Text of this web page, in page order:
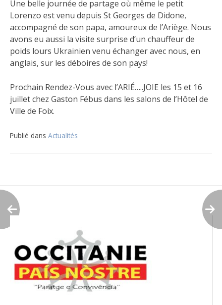
Une belle journée de partage où même le petit
Lorenzo est venu depuis St Georges de Didone,
accompagné de son papa, amoureux de l’Ariège. Nous
avons eu aussi la visite surprise d’un chauffeur de
poids lours Ukrainien venu échanger avec nous, en
anglais, sur les déboires de son pays!
Prochain Rendez-Vous avec l’ARIÉ…..JOIE les 15 et 16
juillet chez Gaston Fébus dans les salons de l’Hôtel de
Ville de Foix.
Publié dans Actualités
l’article